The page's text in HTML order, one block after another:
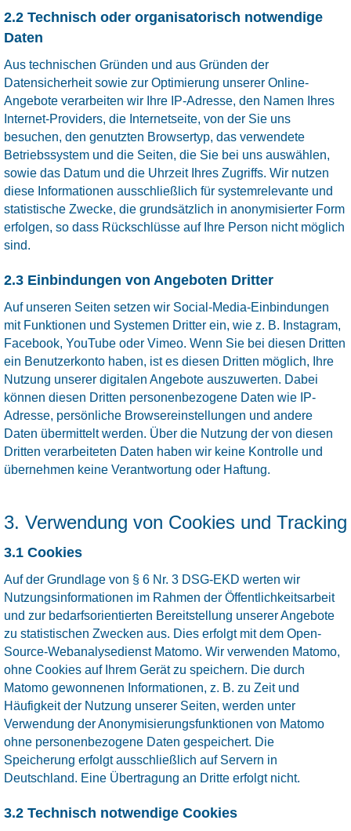
2.2 Technisch oder organisatorisch notwendige
Daten
Aus technischen Gründen und aus Gründen der
Datensicherheit sowie zur Optimierung unserer Online-
Angebote verarbeiten wir Ihre IP-Adresse, den Namen Ihres
Internet-Providers, die Internetseite, von der Sie uns
besuchen, den genutzten Browsertyp, das verwendete
Betriebssystem und die Seiten, die Sie bei uns auswählen,
sowie das Datum und die Uhrzeit Ihres Zugriffs. Wir nutzen
diese Informationen ausschließlich für systemrelevante und
statistische Zwecke, die grundsätzlich in anonymisierter Form
erfolgen, so dass Rückschlüsse auf Ihre Person nicht möglich
sind.
2.3 Einbindungen von Angeboten Dritter
Auf unseren Seiten setzen wir Social-Media-Einbindungen
mit Funktionen und Systemen Dritter ein, wie z. B. Instagram,
Facebook, YouTube oder Vimeo. Wenn Sie bei diesen Dritten
ein Benutzerkonto haben, ist es diesen Dritten möglich, Ihre
Nutzung unserer digitalen Angebote auszuwerten. Dabei
können diesen Dritten personenbezogene Daten wie IP-
Adresse, persönliche Browsereinstellungen und andere
Daten übermittelt werden. Über die Nutzung der von diesen
Dritten verarbeiteten Daten haben wir keine Kontrolle und
übernehmen keine Verantwortung oder Haftung.
3. Verwendung von Cookies und Tracking
3.1 Cookies
Auf der Grundlage von § 6 Nr. 3 DSG-EKD werten wir
Nutzungsinformationen im Rahmen der Öffentlichkeitsarbeit
und zur bedarfsorientierten Bereitstellung unserer Angebote
zu statistischen Zwecken aus. Dies erfolgt mit dem Open-
Source-Webanalysedienst Matomo. Wir verwenden Matomo,
ohne Cookies auf Ihrem Gerät zu speichern. Die durch
Matomo gewonnenen Informationen, z. B. zu Zeit und
Häufigkeit der Nutzung unserer Seiten, werden unter
Verwendung der Anonymisierungsfunktionen von Matomo
ohne personenbezogene Daten gespeichert. Die
Speicherung erfolgt ausschließlich auf Servern in
Deutschland. Eine Übertragung an Dritte erfolgt nicht.
3.2 Technisch notwendige Cookies